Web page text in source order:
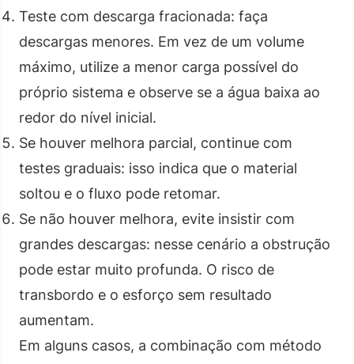
Teste com descarga fracionada: faça
descargas menores. Em vez de um volume
máximo, utilize a menor carga possível do
próprio sistema e observe se a água baixa ao
redor do nível inicial.
Se houver melhora parcial, continue com
testes graduais: isso indica que o material
soltou e o fluxo pode retomar.
Se não houver melhora, evite insistir com
grandes descargas: nesse cenário a obstrução
pode estar muito profunda. O risco de
transbordo e o esforço sem resultado
aumentam.
Em alguns casos, a combinação com método